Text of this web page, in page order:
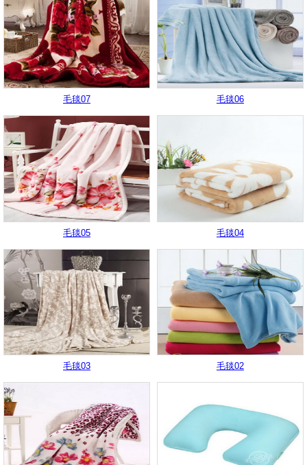
毛毯07 毛毯06
毛毯05 毛毯04
毛毯03 毛毯02